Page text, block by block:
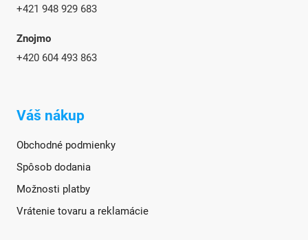
+421 948 929 683
Znojmo
+420 604 493 863
Váš nákup
Obchodné podmienky
Spôsob dodania
Možnosti platby
Vrátenie tovaru a reklamácie